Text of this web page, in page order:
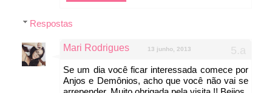
Respostas
Mari Rodrigues 13 junho, 2013
Se um dia você ficar interessada comece por
Anjos e Demônios, acho que você não vai se